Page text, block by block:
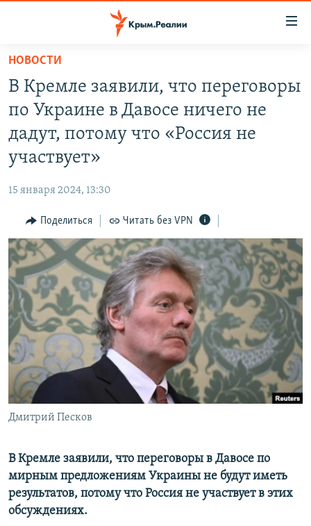
Вернуться
основному
содержанию
главной
Вернутся
поиску
СПЕЦПРОЕКТЫ
ИНТЕРАКТИВ
ИНФОГРАФИКА
ТЕЛЕПРОЕКТ КРЫМ.РЕАЛИИ
СОВЕТЫ ПРАВОЗАЩИТНИКОВ
ПРОПАВШИЕ БЕЗ ВЕСТИ
ПОБЕДИТЕЛЕЙ НЕ СУДЯТ?
КРЫМ.НЕПОКОРЕННЫЙ
ELIFBE
УКРАИНСКАЯ ПРОБЛЕМА КРЫМА
РАДІО СВОБОДА
КАК ОБОЙТИ БЛОКИРОВКУ
Українською
Qırımtatar
ПРИСОЕДИНЯЙТЕСЬ!
Все сайты RFE/RL
НОВОСТИ
В Кремле заявили, что переговоры
по Украине в Давосе ничего не
дадут, потому что «Россия не
участвует»
15 января 2024, 13:30
Поделиться Читать без VPN
Дмитрий Песков
В Кремле заявили, что переговоры в Давосе по
мирным предложениям Украины не будут иметь
результатов, потому что Россия не участвует в этих
обсуждениях.